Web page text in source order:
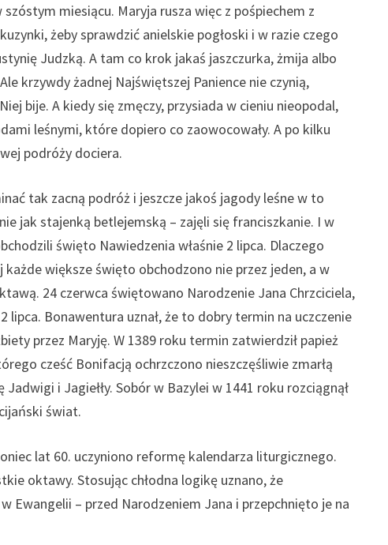
miesiącu. Maryja rusza więc z pośpiechem z
żeby sprawdzić anielskie pogłoski i w razie czego
Judzką. A tam co krok jakaś jaszczurka, żmija albo
krzywdy żadnej Najświętszej Panience nie czynią,
bije. A kiedy się zmęczy, przysiada w cieniu nieopodal,
leśnymi, które dopiero co zaowocowały. A po kilku
podróży dociera.
tak zacną podróż i jeszcze jakoś jagody leśne w to
jak stajenką betlejemską – zajęli się franciszkanie. I w
święto Nawiedzenia właśnie 2 lipca. Dlaczego
większe święto obchodzono nie przez jeden, a w
24 czerwca świętowano Narodzenie Jana Chrzciciela,
lipca. Bonawentura uznał, że to dobry termin na uczczenie
przez Maryję. W 1389 roku termin zatwierdził papież
cześć Bonifacją ochrzczono nieszczęśliwie zmarłą
i Jagiełły. Sobór w Bazylei w 1441 roku rozciągnął
świat.
lat 60. uczyniono reformę kalendarza liturgicznego.
oktawy. Stosując chłodna logikę uznano, że
Ewangelii – przed Narodzeniem Jana i przepchnięto je na